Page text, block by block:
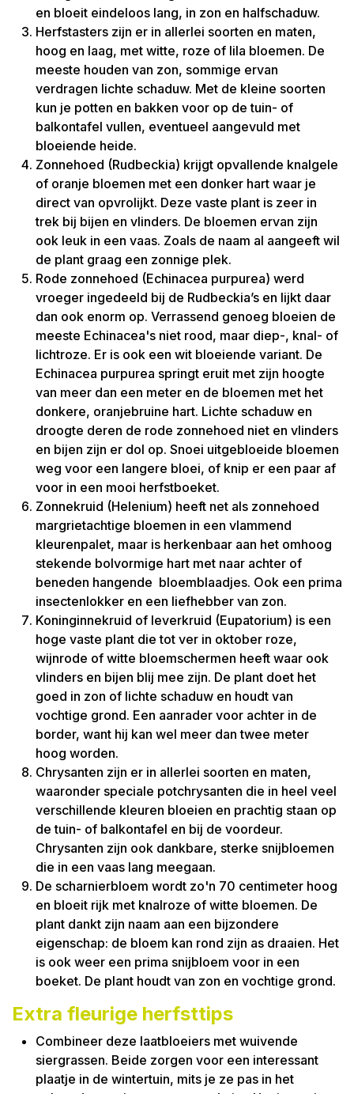
en bloeit eindeloos lang, in zon en halfschaduw.
Herfstasters zijn er in allerlei soorten en maten,
hoog en laag, met witte, roze of lila bloemen. De
meeste houden van zon, sommige ervan
verdragen lichte schaduw. Met de kleine soorten
kun je potten en bakken voor op de tuin- of
balkontafel vullen, eventueel aangevuld met
bloeiende heide.
Zonnehoed (Rudbeckia) krijgt opvallende knalgele
of oranje bloemen met een donker hart waar je
direct van opvrolijkt. Deze vaste plant is zeer in
trek bij bijen en vlinders. De bloemen ervan zijn
ook leuk in een vaas. Zoals de naam al aangeeft wil
de plant graag een zonnige plek.
Rode zonnehoed (Echinacea purpurea) werd
vroeger ingedeeld bij de Rudbeckia’s en lijkt daar
dan ook enorm op. Verrassend genoeg bloeien de
meeste Echinacea's niet rood, maar diep-, knal- of
lichtroze. Er is ook een wit bloeiende variant. De
Echinacea purpurea springt eruit met zijn hoogte
van meer dan een meter en de bloemen met het
donkere, oranjebruine hart. Lichte schaduw en
droogte deren de rode zonnehoed niet en vlinders
en bijen zijn er dol op. Snoei uitgebloeide bloemen
weg voor een langere bloei, of knip er een paar af
voor in een mooi herfstboeket.
Zonnekruid (Helenium) heeft net als zonnehoed
margrietachtige bloemen in een vlammend
kleurenpalet, maar is herkenbaar aan het omhoog
stekende bolvormige hart met naar achter of
beneden hangende bloemblaadjes. Ook een prima
insectenlokker en een liefhebber van zon.
Koninginnekruid of leverkruid (Eupatorium) is een
hoge vaste plant die tot ver in oktober roze,
wijnrode of witte bloemschermen heeft waar ook
vlinders en bijen blij mee zijn. De plant doet het
goed in zon of lichte schaduw en houdt van
vochtige grond. Een aanrader voor achter in de
border, want hij kan wel meer dan twee meter
hoog worden.
Chrysanten zijn er in allerlei soorten en maten,
waaronder speciale potchrysanten die in heel veel
verschillende kleuren bloeien en prachtig staan op
de tuin- of balkontafel en bij de voordeur.
Chrysanten zijn ook dankbare, sterke snijbloemen
die in een vaas lang meegaan.
De scharnierbloem wordt zo'n 70 centimeter hoog
en bloeit rijk met knalroze of witte bloemen. De
plant dankt zijn naam aan een bijzondere
eigenschap: de bloem kan rond zijn as draaien. Het
is ook weer een prima snijbloem voor in een
boeket. De plant houdt van zon en vochtige grond.
Extra fleurige herfsttips
Combineer deze laatbloeiers met wuivende
siergrassen. Beide zorgen voor een interessant
plaatje in de wintertuin, mits je ze pas in het